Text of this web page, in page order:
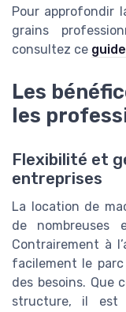
Pour approfondir
grains
consultez ce
Les
les
Flexibilité et
entreprises
La location de
de nombreuses
Contrairement à
facilement le parc
des besoins. Que
structure, il est